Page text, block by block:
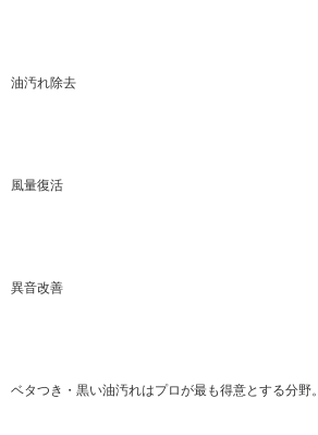
油汚れ除去
風量復活
異音改善
ベタつき・黒い油汚れはプロが最も得意とする分野。